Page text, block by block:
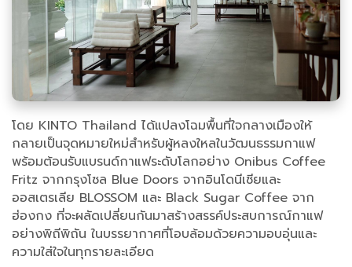
โดย KINTO Thailand ได้แปลงโฉมพื้นที่ใจกลางเมืองให้
กลายเป็นจุดหมายใหม่สำหรับผู้หลงใหลในวัฒนธรรมกาแฟ
พร้อมต้อนรับแบรนด์กาแฟระดับโลกอย่าง Onibus Coffee
Fritz จากกรุงโซล Blue Doors จากอินโดนีเซียและ
ออสเตรเลีย BLOSSOM และ Black Sugar Coffee จาก
ฮ่องกง ที่จะผลัดเปลี่ยนกันมาสร้างสรรค์ประสบการณ์กาแฟ
อย่างพิถีพิถัน ในบรรยากาศที่โอบล้อมด้วยความอบอุ่นและ
ความใส่ใจในทุกรายละเอียด